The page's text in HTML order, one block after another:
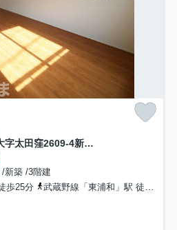
《仲介手数料無料》南区大字太田窪2609-4新築一戸建て
/新築 /3階建
歩25分
武蔵野線「東浦和」駅 徒歩30分